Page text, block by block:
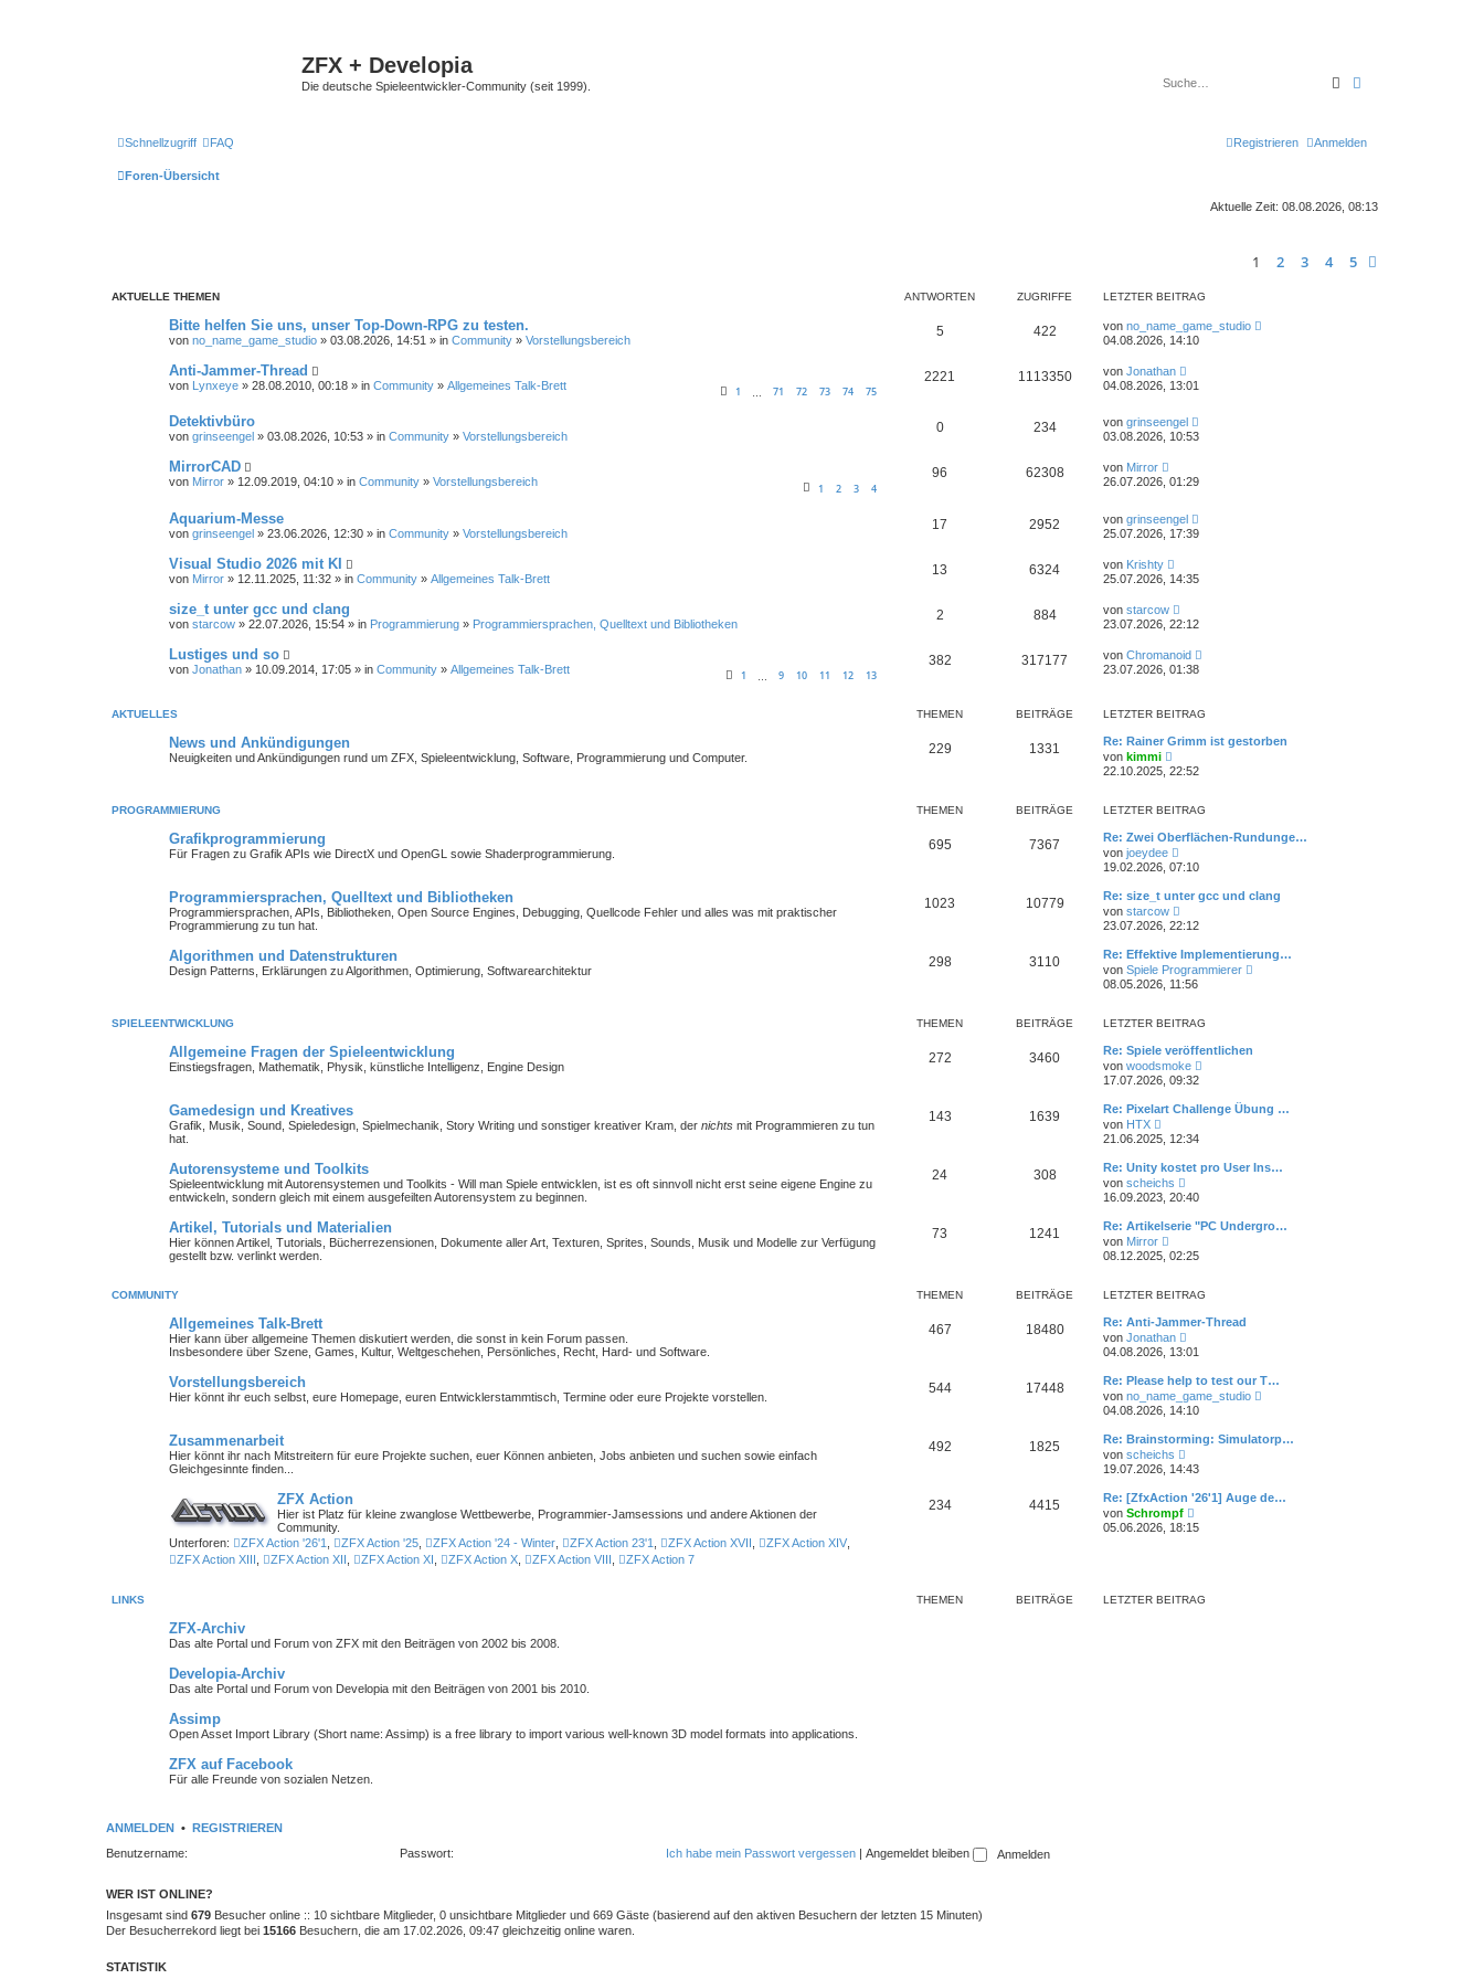
ZFX + Developia
Die deutsche Spieleentwickler-Community (seit 1999). Suche
Schnellzugriff FAQ Anmelden
Registrieren
Foren-Übersicht
Aktuelle Zeit: 08.08.2026, 08:13
1 2 3 4 5
AKTUELLE THEMEN ANTWORTEN ZUGRIFFE LETZTER BEITRAG
Bitte helfen Sie uns, unser Top-Down-RPG zu testen.
von no_name_game_studio » 03.08.2026, 14:51 » in Community » Vorstellungsbereich
5 422 von no_name_game_studio
04.08.2026, 14:10
Anti-Jammer-Thread
1 71 72 73 74 75
von Lynxeye » 28.08.2010, 00:18 » in Community » Allgemeines Talk-Brett
2221 1113350 von Jonathan
04.08.2026, 13:01
Detektivbüro
von grinseengel » 03.08.2026, 10:53 » in Community » Vorstellungsbereich
0 234 von grinseengel
03.08.2026, 10:53
MirrorCAD
1 2 3 4
von Mirror » 12.09.2019, 04:10 » in Community » Vorstellungsbereich
96 62308 von Mirror
26.07.2026, 01:29
Aquarium-Messe
von grinseengel » 23.06.2026, 12:30 » in Community » Vorstellungsbereich
17 2952 von grinseengel
25.07.2026, 17:39
Visual Studio 2026 mit KI
von Mirror » 12.11.2025, 11:32 » in Community » Allgemeines Talk-Brett
13 6324 von Krishty
25.07.2026, 14:35
size_t unter gcc und clang
von starcow » 22.07.2026, 15:54 » in Programmierung » Programmiersprachen, Quelltext und Bibliotheken
2 884 von starcow
23.07.2026, 22:12
Lustiges und so
1 9 10 11 12 13
von Jonathan » 10.09.2014, 17:05 » in Community » Allgemeines Talk-Brett
382 317177 von Chromanoid
23.07.2026, 01:38
AKTUELLES THEMEN BEITRÄGE LETZTER BEITRAG
News und Ankündigungen
Neuigkeiten und Ankündigungen rund um ZFX, Spieleentwicklung, Software, Programmierung und Computer.
229 1331
Re: Rainer Grimm ist gestorben
von kimmi
e
s
e
r
B
e
t
r
a
22.10.2025, 22:52
PROGRAMMIERUNG THEMEN BEITRÄGE LETZTER BEITRAG
Grafikprogrammierung
Für Fragen zu Grafik APIs wie DirectX und OpenGL sowie Shaderprogrammierung.
695 7367
Re: Zwei Oberflächen-Rundunge…
von joeydee
e
e
s
t
e
B
e
i
a
19.02.2026, 07:10
Programmiersprachen, Quelltext und Bibliotheken
Programmiersprachen, APIs, Bibliotheken, Open Source Engines, Debugging, Quellcode Fehler und alles was mit praktischer
Programmierung zu tun hat.
1023 10779
Re: size_t unter gcc und clang
von starcow
e
e
s
t
e
e
t
r
a
23.07.2026, 22:12
Algorithmen und Datenstrukturen
Design Patterns, Erklärungen zu Algorithmen, Optimierung, Softwarearchitektur
298 3110
Re: Effektive Implementierung…
von Spiele Programmierer
t
08.05.2026, 11:56
SPIELEENTWICKLUNG THEMEN BEITRÄGE LETZTER BEITRAG
Allgemeine Fragen der Spieleentwicklung
Einstiegsfragen, Mathematik, Physik, künstliche Intelligenz, Engine Design
272 3460
Re: Spiele veröffentlichen
von woodsmoke
e
s
B
r
17.07.2026, 09:32
Gamedesign und Kreatives
Grafik, Musik, Sound, Spieledesign, Spielmechanik, Story Writing und sonstiger kreativer Kram, der nichts mit Programmieren zu tun
hat.
143 1639
Re: Pixelart Challenge Übung …
von HTX
e
u
e
s
t
e
B
e
i
a
21.06.2025, 12:34
Autorensysteme und Toolkits
Spieleentwicklung mit Autorensystemen und Toolkits - Will man Spiele entwicklen, ist es oft sinnvoll nicht erst seine eigene Engine zu
entwickeln, sondern gleich mit einem ausgefeilten Autorensystem zu beginnen.
24 308
Re: Unity kostet pro User Ins…
von scheichs
e
s
e
e
t
r
a
16.09.2023, 20:40
Artikel, Tutorials und Materialien
Hier können Artikel, Tutorials, Bücherrezensionen, Dokumente aller Art, Texturen, Sprites, Sounds, Musik und Modelle zur Verfügung
gestellt bzw. verlinkt werden.
73 1241
Re: Artikelserie "PC Undergro…
von Mirror
e
s
e
B
e
t
r
a
08.12.2025, 02:25
COMMUNITY THEMEN BEITRÄGE LETZTER BEITRAG
Allgemeines Talk-Brett
Hier kann über allgemeine Themen diskutiert werden, die sonst in kein Forum passen.
Insbesondere über Szene, Games, Kultur, Weltgeschehen, Persönliches, Recht, Hard- und Software.
467 18480
Re: Anti-Jammer-Thread
von Jonathan
e
s
t
e
B
i
r
a
g
04.08.2026, 13:01
Vorstellungsbereich
Hier könnt ihr euch selbst, eure Homepage, euren Entwicklerstammtisch, Termine oder eure Projekte vorstellen.
544 17448
Re: Please help to test our T…
von no_name_game_studio
s
B
04.08.2026, 14:10
Zusammenarbeit
Hier könnt ihr nach Mitstreitern für eure Projekte suchen, euer Können anbieten, Jobs anbieten und suchen sowie einfach
Gleichgesinnte finden...
492 1825
Re: Brainstorming: Simulatorp…
von scheichs
e
s
e
t
19.07.2026, 14:43
ZFX Action
Hier ist Platz für kleine zwanglose Wettbewerbe, Programmier-Jamsessions und andere Aktionen der
Community.
Unterforen:
ZFX Action '26'1, ZFX Action '25, ZFX Action '24 - Winter, ZFX Action 23'1, ZFX Action XVII , ZFX Action XIV,
ZFX Action XIII , ZFX Action XII , ZFX Action XI , ZFX Action X, ZFX Action VIII , ZFX Action 7
234 4415
Re: [ZfxAction '26'1] Auge de…
von Schrompf
e
r
05.06.2026, 18:15
LINKS THEMEN BEITRÄGE LETZTER BEITRAG
ZFX-Archiv
Das alte Portal und Forum von ZFX mit den Beiträgen von 2002 bis 2008.
Developia-Archiv
Das alte Portal und Forum von Developia mit den Beiträgen von 2001 bis 2010.
Assimp
Open Asset Import Library (Short name: Assimp) is a free library to import various well-known 3D model formats into applications.
ZFX auf Facebook
Für alle Freunde von sozialen Netzen.
ANMELDEN •
REGISTRIEREN
Benutzername:
Passwort: Ich habe mein Passwort vergessen Angemeldet bleiben
WER IST ONLINE?
Insgesamt sind 679 Besucher online :: 10 sichtbare Mitglieder, 0 unsichtbare Mitglieder und 669 Gäste (basierend auf den aktiven Besuchern der letzten 15 Minuten)
Der Besucherrekord liegt bei 15166 Besuchern, die am 17.02.2026, 09:47 gleichzeitig online waren.
STATISTIK